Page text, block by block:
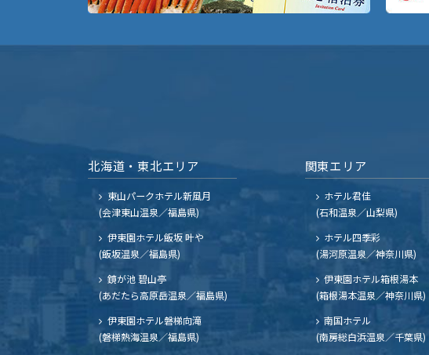
北海道・東北エリア
東山パークホテル新風月
(会津東山温泉／福島県)
伊東園ホテル飯坂 叶や
(飯坂温泉／福島県)
鏡が池 碧山亭
(あだたら高原岳温泉／福島県)
伊東園ホテル磐梯向滝
(磐梯熱海温泉／福島県)
関東エリア
ホテル君佳
(石和温泉／山梨県)
ホテル四季彩
(湯河原温泉／神奈川県)
伊東園ホテル箱根湯本
(箱根湯本温泉／神奈川県)
南国ホテル
(南房総白浜温泉／千葉県)